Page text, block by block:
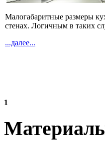
Малогабаритные размеры
стенах. Логичным в таких
...далее...
1